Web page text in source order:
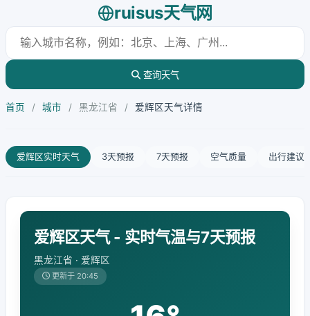
ruisus天气网
查询天气
首页 / 城市 / 黑龙江省 / 爱辉区天气详情
爱辉区实时天气 3天预报 7天预报 空气质量 出行建议
爱辉区天气 - 实时气温与7天预报
黑龙江省 · 爱辉区
更新于 20:45